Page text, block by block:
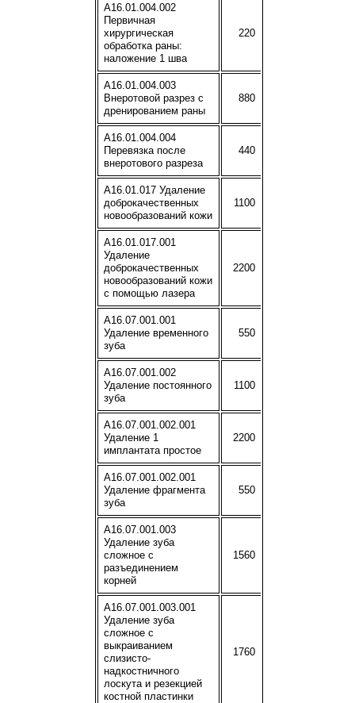
A16.01.004.002
Первичная
хирургическая
обработка раны:
наложение 1 шва
220
A16.01.004.003
Внеротовой разрез с
дренированием раны
880
A16.01.004.004
Перевязка после
внеротового разреза
440
A16.01.017 Удаление
доброкачественных
новообразований кожи
1100
A16.01.017.001
Удаление
доброкачественных
новообразований кожи
с помощью лазера
2200
A16.07.001.001
Удаление временного
зуба
550
A16.07.001.002
Удаление постоянного
зуба
1100
A16.07.001.002.001
Удаление 1
имплантата простое
2200
A16.07.001.002.001
Удаление фрагмента
зуба
550
A16.07.001.003
Удаление зуба
сложное с
разъединением
корней
1560
A16.07.001.003.001
Удаление зуба
сложное с
выкраиванием
слизисто-
надкостничного
лоскута и резекцией
костной пластинки
1760